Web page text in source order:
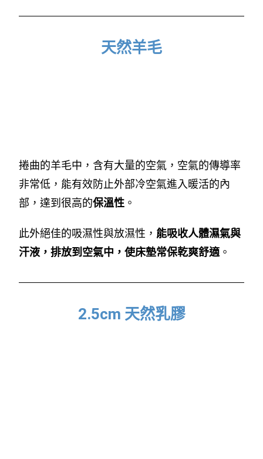
天然羊毛
捲曲的羊毛中，含有大量的空氣，空氣的傳導率
非常低，能有效防止外部冷空氣進入暖活的內
部，達到很高的保溫性 。
此外絕佳的吸濕性與放濕性， 能吸收人體濕氣與
汗液，排放到空氣中，使床墊常保乾爽舒適 。
2.5cm 天然乳膠